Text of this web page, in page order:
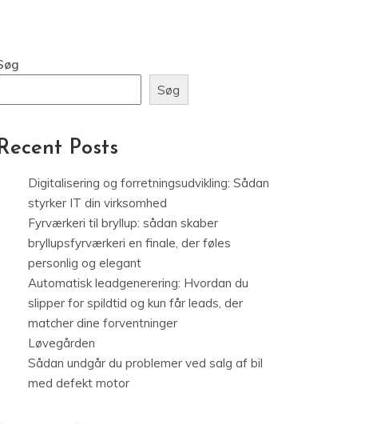
Søg
Posts
Digitalisering og forretningsudvikling: Sådan
styrker IT din virksomhed
Fyrværkeri til bryllup: sådan skaber
bryllupsfyrværkeri en finale, der føles
personlig og elegant
Automatisk leadgenerering: Hvordan du
slipper for spildtid og kun får leads, der
matcher dine forventninger
Løvegården
Sådan undgår du problemer ved salg af bil
med defekt motor